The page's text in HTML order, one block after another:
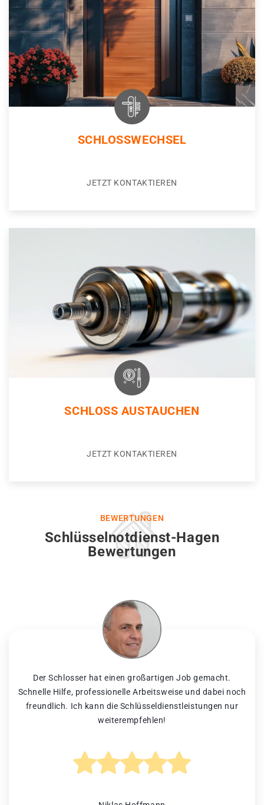
SCHLOSSWECHSEL
JETZT KONTAKTIEREN
SCHLOSS AUSTAUCHEN
JETZT KONTAKTIEREN
BEWERTUNGEN
Schlüsselnotdienst-Hagen
Bewertungen
Der Schlosser hat einen großartigen Job gemacht.
Schnelle Hilfe, professionelle Arbeitsweise und dabei noch
freundlich. Ich kann die Schlüsseldienstleistungen nur
weiterempfehlen!